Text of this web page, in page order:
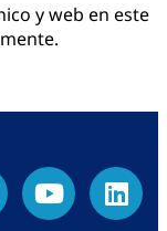
y web en este